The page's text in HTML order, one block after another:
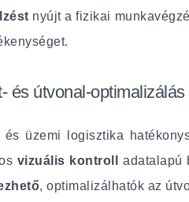
nyújt a fizikai
és útvonal-optimalizálás
és üzemi logisztika
vizuális kontrolladatalapú
, optimalizálhatók az